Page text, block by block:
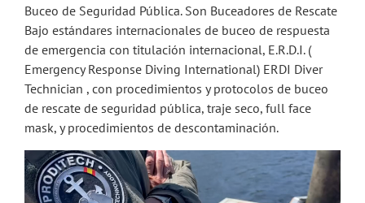
Buceo de Seguridad Pública. Son Buceadores de Rescate
Bajo estándares internacionales de buceo de respuesta
de emergencia con titulación internacional, E.R.D.I. (
Emergency Response Diving International) ERDI Diver
Technician , con procedimientos y protocolos de buceo
de rescate de seguridad pública, traje seco, full face
mask, y procedimientos de descontaminación.